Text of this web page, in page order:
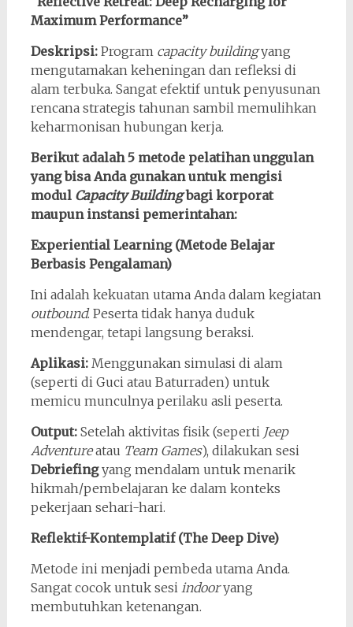
Maximum Performance”
Deskripsi:Program capacity buildingyang
mengutamakan keheningan dan refleksi di
alam terbuka. Sangat efektif untuk penyusunan
rencana strategis tahunan sambil memulihkan
keharmonisan hubungan kerja.
Berikut adalah 5 metode pelatihan unggulan
yang bisa Anda gunakan untuk mengisi
modul Capacity Buildingbagi korporat
maupun instansi pemerintahan:
Experiential Learning (Metode Belajar
Berbasis Pengalaman)
Ini adalah kekuatan utama Anda dalam kegiatan
outbound. Peserta tidak hanya duduk
mendengar, tetapi langsung beraksi.
Aplikasi:Menggunakan simulasi di alam
(seperti di Guci atau Baturraden) untuk
memicu munculnya perilaku asli peserta.
Output:Setelah aktivitas fisik (seperti Jeep
Adventureatau Team Games), dilakukan sesi
Debriefingyang mendalam untuk menarik
hikmah/pembelajaran ke dalam konteks
pekerjaan sehari-hari.
Reflektif-Kontemplatif (The Deep Dive)
Metode ini menjadi pembeda utama Anda.
Sangat cocok untuk sesi indooryang
membutuhkan ketenangan.